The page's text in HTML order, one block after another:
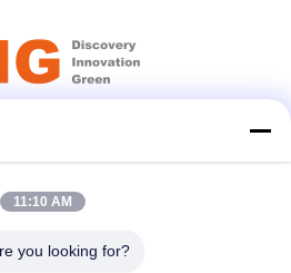
দ্রুত যোগাযোগ
11:10 AM
you looking for?